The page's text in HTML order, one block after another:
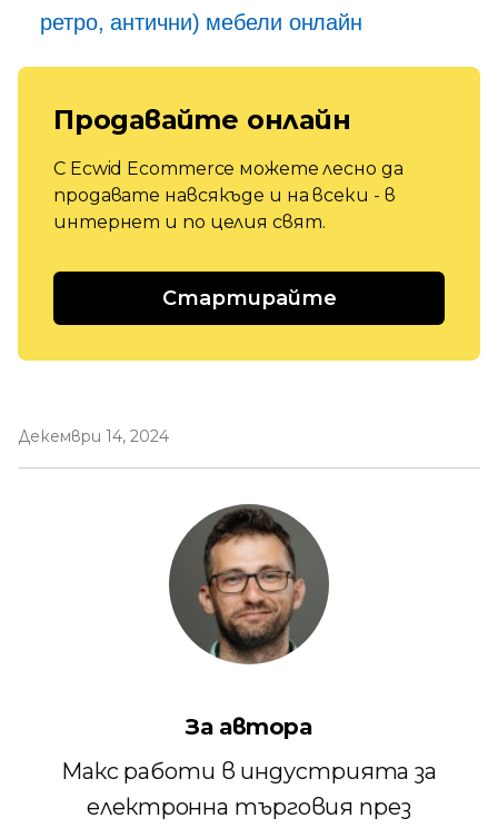
ретро, ​​антични) мебели онлайн
Продавайте онлайн
С Ecwid Ecommerce можете лесно да
продавате навсякъде и на всеки - в
интернет и по целия свят.
Стартирайте
Декември 14, 2024
За автора
Макс работи в индустрията за
електронна търговия през